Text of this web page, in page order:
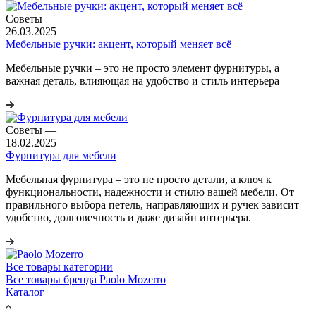
Советы —
26.03.2025
Мебельные ручки: акцент, который меняет всё
Мебельные ручки – это не просто элемент фурнитуры, а
важная деталь, влияющая на удобство и стиль интерьера
Советы —
18.02.2025
Фурнитура для мебели
Мебельная фурнитура – это не просто детали, а ключ к
функциональности, надежности и стилю вашей мебели. От
правильного выбора петель, направляющих и ручек зависит
удобство, долговечность и даже дизайн интерьера.
Все товары категории
Все товары бренда Paolo Mozerro
Каталог